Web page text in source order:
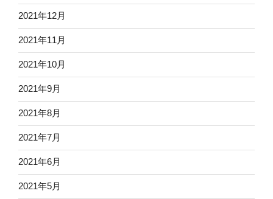
2021年12月
2021年11月
2021年10月
2021年9月
2021年8月
2021年7月
2021年6月
2021年5月